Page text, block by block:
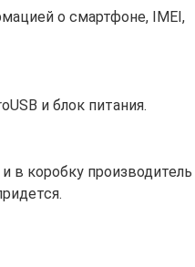
о смартфоне, IMEI,
и блок питания.
в коробку производитель